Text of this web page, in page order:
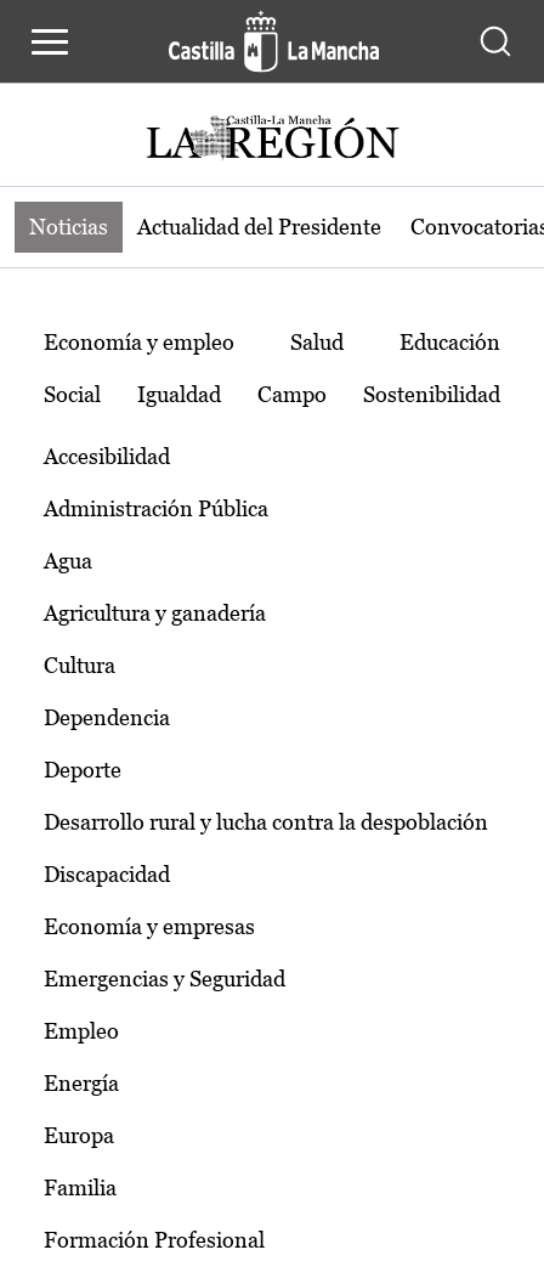
Noticias de la región de Castilla-La
Noticias Actualidad del Presidente
Temas
Economía y empleo Salud Educación
Social Igualdad Campo Sostenibilidad
Accesibilidad
Administración Pública
Agua
Agricultura y ganadería
Cultura
Dependencia
Deporte
Desarrollo rural y lucha contra la despoblación
Discapacidad
Economía y empresas
Emergencias y Seguridad
Empleo
Energía
Europa
Familia
Formación Profesional